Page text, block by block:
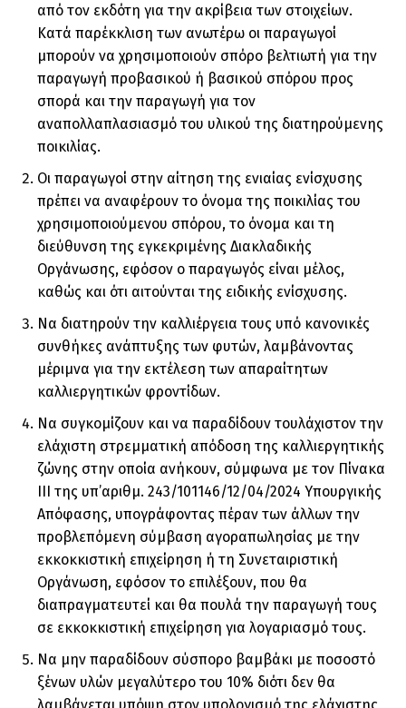
από τον εκδότη για την ακρίβεια των στοιχείων.
Κατά παρέκκλιση των ανωτέρω οι παραγωγοί
μπορούν να χρησιμοποιούν σπόρο βελτιωτή για την
παραγωγή προβασικού ή βασικού σπόρου προς
σπορά και την παραγωγή για τον
αναπολλαπλασιασμό του υλικού της διατηρούμενης
ποικιλίας.
Οι παραγωγοί στην αίτηση της ενιαίας ενίσχυσης
πρέπει να αναφέρουν το όνομα της ποικιλίας του
χρησιμοποιούμενου σπόρου, το όνομα και τη
διεύθυνση της εγκεκριμένης Διακλαδικής
Οργάνωσης, εφόσον ο παραγωγός είναι μέλος,
καθώς και ότι αιτούνται της ειδικής ενίσχυσης.
Να διατηρούν την καλλιέργεια τους υπό κανονικές
συνθήκες ανάπτυξης των φυτών, λαμβάνοντας
μέριμνα για την εκτέλεση των απαραίτητων
καλλιεργητικών φροντίδων.
Να συγκομίζουν και να παραδίδουν τουλάχιστον την
ελάχιστη στρεμματική απόδοση της καλλιεργητικής
ζώνης στην οποία ανήκουν, σύμφωνα με τον Πίνακα
ΙΙΙ της υπ’αριθμ. 243/101146/12/04/2024 Υπουργικής
Απόφασης, υπογράφοντας πέραν των άλλων την
προβλεπόμενη σύμβαση αγοραπωλησίας με την
εκκοκκιστική επιχείρηση ή τη Συνεταιριστική
Οργάνωση, εφόσον το επιλέξουν, που θα
διαπραγματευτεί και θα πουλά την παραγωγή τους
σε εκκοκκιστική επιχείρηση για λογαριασμό τους.
Να μην παραδίδουν σύσπορο βαμβάκι με ποσοστό
ξένων υλών μεγαλύτερο του 10% διότι δεν θα